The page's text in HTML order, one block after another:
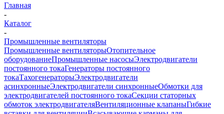
Главная
-
Каталог
-
Промышленные вентиляторы
Промышленные вентиляторыОтопительное
оборудованиеПромышленные насосыЭлектродвигатели
постоянного токаГенераторы постоянного
токаТахогенераторыЭлектродвигатели
асинхронныеЭлектродвигатели синхронныеОбмотки для
электродвигателей постоянного токаСекции статорных
обмоток электродвигателяВентиляционные клапаныГибкие